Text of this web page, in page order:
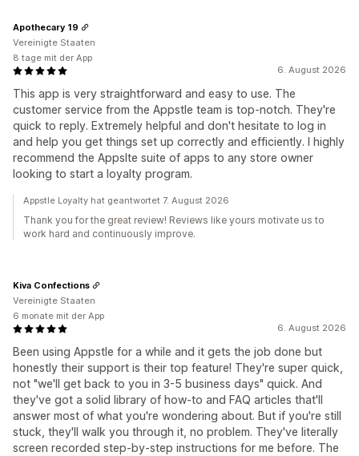
6. August 2026
This app is very straightforward and easy to use. The
customer service from the Appstle team is top-notch. They're
quick to reply. Extremely helpful and don't hesitate to log in
and help you get things set up correctly and efficiently. I highly
recommend the Appslte suite of apps to any store owner
looking to start a loyalty program.
Apothecary 19
Vereinigte Staaten
8 tage mit der App
Appstle Loyalty hat geantwortet 7. August 2026
Thank you for the great review! Reviews like yours motivate us to
work hard and continuously improve.
6. August 2026
Been using Appstle for a while and it gets the job done but
honestly their support is their top feature! They're super quick,
not "we'll get back to you in 3-5 business days" quick. And
they've got a solid library of how-to and FAQ articles that'll
answer most of what you're wondering about. But if you're still
stuck, they'll walk you through it, no problem. They've literally
screen recorded step-by-step instructions for me before. The
Kiva Confections
Vereinigte Staaten
6 monate mit der App